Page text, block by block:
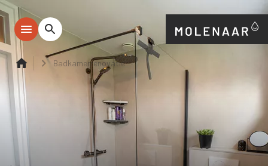
Badkamerrenovatie